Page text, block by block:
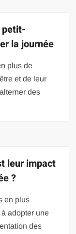
petit-
la journée
plus de
et de leur
des
leur impact
?
en plus
adopter une
des